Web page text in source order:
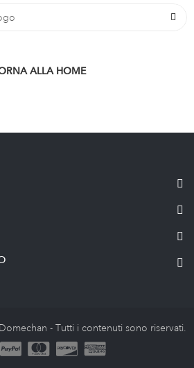
ALLA HOME
- Tutti i contenuti sono riservati.